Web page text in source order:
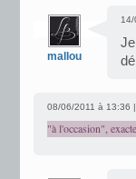
mallou
08/06/2011 à 13:36 |
"à l'occasion",